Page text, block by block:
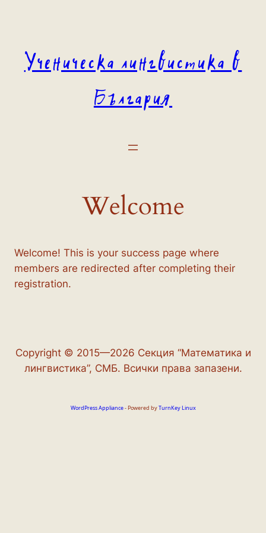
Ученическа лингвистика в
България
Welcome
Welcome! This is your success page where
members are redirected after completing their
registration.
Copyright © 2015—2026 Секция “Математика и
лингвистика”, СМБ. Всички права запазени.
WordPress Appliance- Powered byTurnKey Linux